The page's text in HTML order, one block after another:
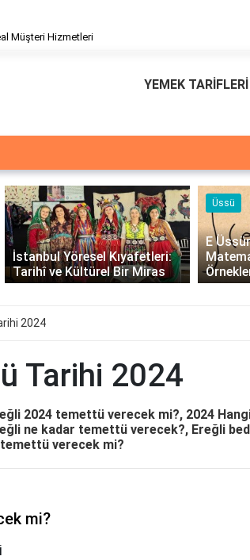
Müşteri Hizmetleri
YEMEK TARİFLERİ
İstanbul Yöresel Kıyafetleri:
Tarihî ve Kültürel Bir Miras
Üssü
E
2024
Tarihi 2024
2024 temettü verecek mi?, 2024
ne kadar temettü verecek?, Ereğli
verecek mi?
mi?